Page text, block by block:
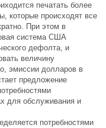
печатать более
которые происходят все
При этом в
система США
дефолта, и
величину
эмиссии долларов в
предложение
для обслуживания и
потребностями